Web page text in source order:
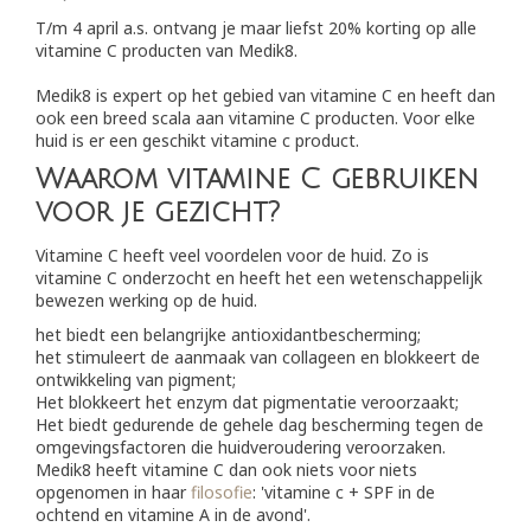
T/m 4 april a.s. ontvang je maar liefst 20% korting op alle
vitamine C producten van Medik8.
Medik8 is expert op het gebied van vitamine C en heeft dan
ook een breed scala aan vitamine C producten. Voor elke
huid is er een geschikt vitamine c product.
Waarom vitamine C gebruiken
voor je gezicht?
Vitamine C heeft veel voordelen voor de huid. Zo is
vitamine C onderzocht en heeft het een wetenschappelijk
bewezen werking op de huid.
het biedt een belangrijke antioxidantbescherming;
het stimuleert de aanmaak van collageen en blokkeert de
ontwikkeling van pigment;
Het blokkeert het enzym dat pigmentatie veroorzaakt;
Het biedt gedurende de gehele dag bescherming tegen de
omgevingsfactoren die huidveroudering veroorzaken.
Medik8 heeft vitamine C dan ook niets voor niets
opgenomen in haarfilosofie: 'vitamine c + SPF in de
ochtend en vitamine A in de avond'.